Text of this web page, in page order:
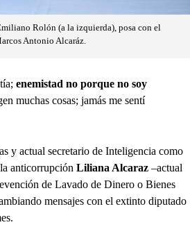
Rolón (a la izquierda), posa con el
Antonio Alcaráz.
enemistad no porque no soy
muchas cosas; jamás me sentí
y actual secretario de Inteligencia como
anticorrupción Liliana Alcaraz –actual
de Lavado de Dinero o Bienes
mensajes con el extinto diputado